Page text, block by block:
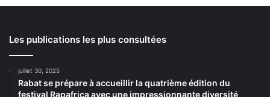
Les publications les plus consultées
juillet 30, 2025
Rabat se prépare à accueillir la quatrième édition du
festival Rapafrica avec une impressionnante diversité